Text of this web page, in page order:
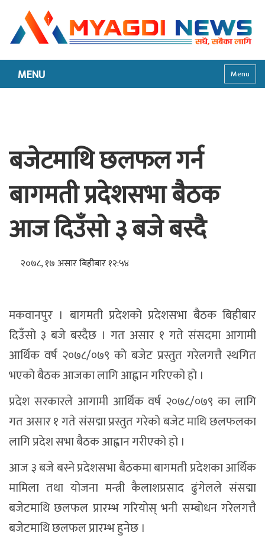
MENU Menu
बजेटमाथि छलफल गर्न
बागमती प्रदेशसभा बैठक
आज दिउँसो ३ बजे बस्दै
२०७८, १७ असार बिहीबार १२:५४
मकवानपुर । बागमती प्रदेशको प्रदेशसभा बैठक बिहीबार
दिउँसो ३ बजे बस्दैछ । गत असार १ गते संसदमा आगामी
आर्थिक वर्ष २०७८/०७९ को बजेट प्रस्तुत गरेलगत्तै स्थगित
भएको बैठक आजका लागि आह्वान गरिएको हो ।
प्रदेश सरकारले आगामी आर्थिक वर्ष २०७८/०७९ का लागि
गत असार १ गते संसद्मा प्रस्तुत गरेको बजेट माथि छलफलका
लागि प्रदेश सभा बैठक आह्वान गरीएको हो ।
आज ३ बजे बस्ने प्रदेशसभा बैठकमा बागमती प्रदेशका आर्थिक
मामिला तथा योजना मन्त्री कैलाशप्रसाद ढुंगेलले संसद्मा
बजेटमाथि छलफल प्रारम्भ गरियोस् भनी सम्बोधन गरेलगत्तै
बजेटमाथि छलफल प्रारम्भ हुनेछ ।